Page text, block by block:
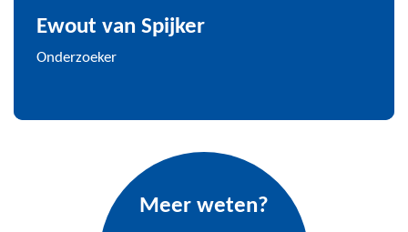
Ewout van Spijker
Onderzoeker
Meer weten?